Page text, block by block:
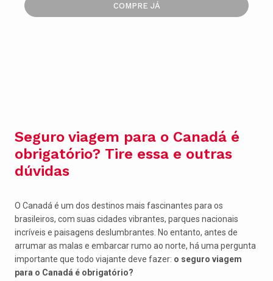
COMPRE JÁ
Seguro viagem para o Canadá é
obrigatório? Tire essa e outras
dúvidas
O Canadá é um dos destinos mais fascinantes para os
brasileiros, com suas cidades vibrantes, parques nacionais
incríveis e paisagens deslumbrantes. No entanto, antes de
arrumar as malas e embarcar rumo ao norte, há uma pergunta
importante que todo viajante deve fazer: o seguro viagem
para o Canadá é obrigatório?